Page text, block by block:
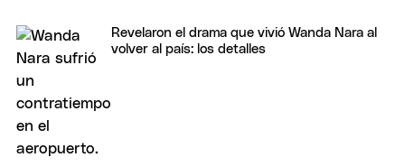
Revelaron el drama que vivió Wanda Nara al
volver al país: los detalles